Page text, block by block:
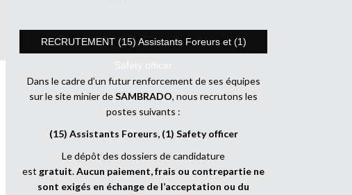
RECRUTEMENT (15) Assistants Foreurs et (1)
Safety officer
Dans le cadre d’un futur renforcement de ses équipes
sur le site minier deSAMBRADO, nous recrutons les
postes suivants :
(15) Assistants Foreurs, (1) Safety officer
Le dépôt des dossiers de candidature
est gratuit.Aucun paiement, frais ou contrepartie ne
sont exigés en échange de l’acceptation ou du